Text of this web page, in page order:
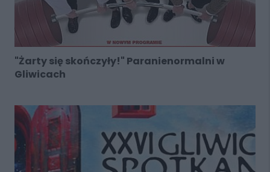
"Żarty się skończyły!" Paranienormalni w
Gliwicach